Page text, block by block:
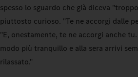
spesso lo sguardo che già diceva
piuttosto curioso. "Te ne accorgi dalle
"E, onestamente, te ne accorgi anche
modo più tranquillo e alla sera arrivi
rilassato."